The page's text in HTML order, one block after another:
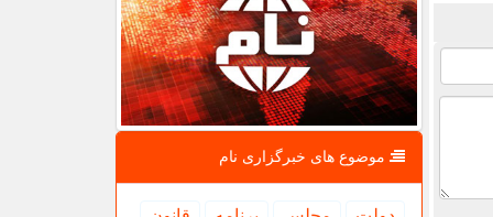
موضوع های خبرگزاری نام